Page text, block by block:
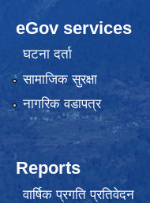
eGov services
घटना दर्ता
सामाजिक सुरक्षा
नागरिक वडापत्र
Reports
वार्षिक प्रगति प्रतिवेदन